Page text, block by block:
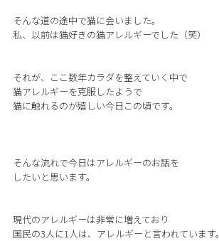
そんな道の途中で猫に会いました。
私、以前は猫好きの猫アレルギーでした（笑）
それが、ここ数年カラダを整えていく中で
猫アレルギーを克服したようで
猫に触れるのが嬉しい今日この頃です。
そんな流れで今日はアレルギーのお話を
したいと思います。
現代のアレルギーは非常に増えており
国民の3人に1人は、アレルギーと言われています。